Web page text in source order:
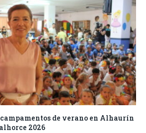
de verano en Alhaurín
2026